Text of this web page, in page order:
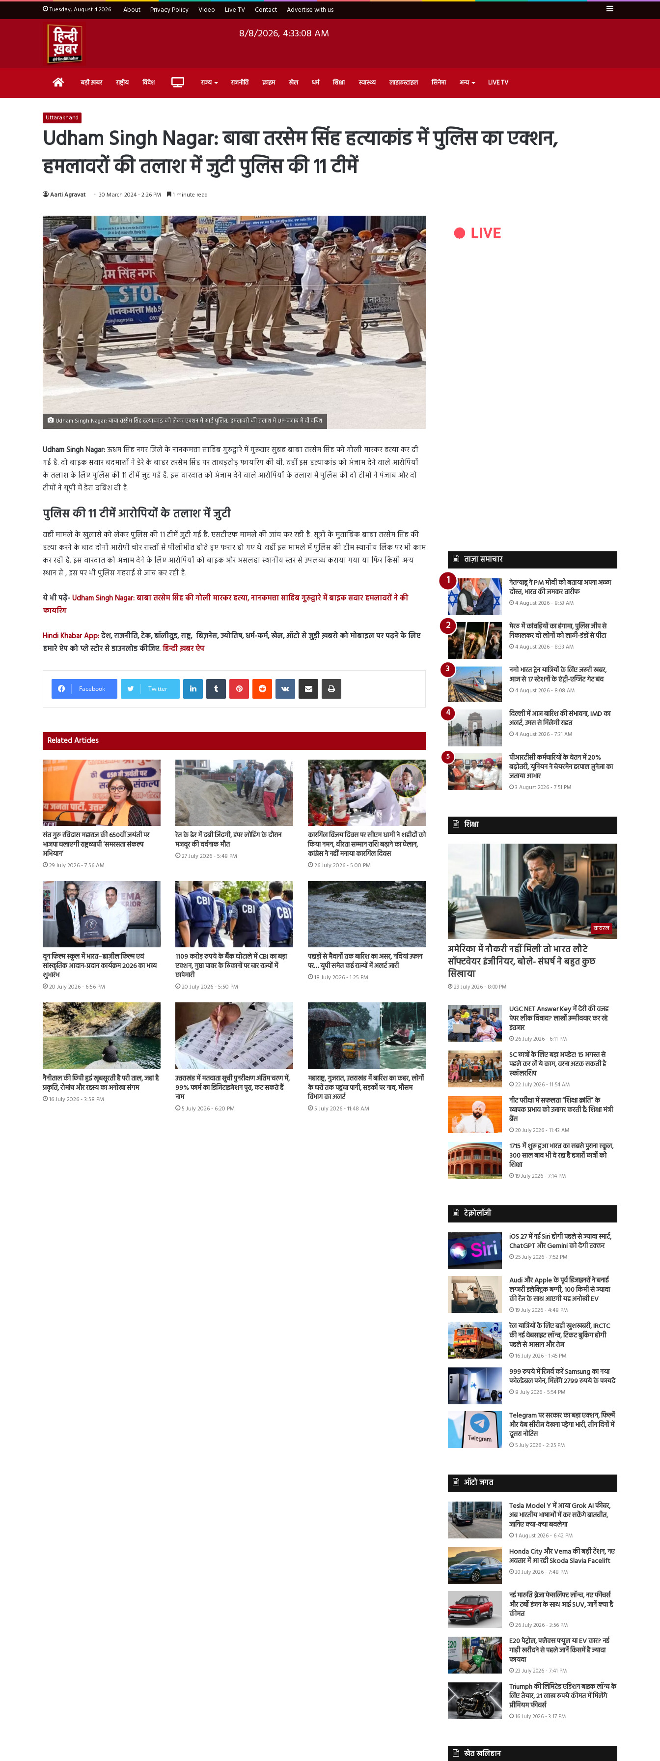
Tuesday, August 4 2026 About Privacy Policy Video Live TV Contact Advertise with us Sidebar
8/8/2026, 4:33:09 AM
Home बड़ी ख़बर राष्ट्रीय विदेश Live राज्य राजनीति क्राइम खेल धर्म शिक्षा स्वास्थ्य लाइफ़स्टाइल सिनेमा अन्य LIVE TV
Uttarakhand
Udham Singh Nagar: बाबा तरसेम सिंह हत्याकांड में पुलिस का एक्शन,
हमलावरों की तलाश में जुटी पुलिस की 11 टीमें
Aarti Agravat 30 March 2024 - 2:26 PM 1 minute read
Udham Singh Nagar: बाबा तरसेम सिंह हत्याकांड को लेकर एक्शन में आई पुलिस, हमलावरों की तलाश में UP-पंजाब में दी दबिश
Udham Singh Nagar:ऊधम सिंह नगर जिले के नानकमत्ता साहिब गुरुद्वारे में गुरूवार सुबह बाबा तरसेम सिंह को गोली मारकर हत्या कर दी
गई है. दो बाइक सवार बदमाशों ने डेरे के बाहर तरसेम सिंह पर ताबड़तोड़ फायरिंग की थी. वहीं इस हत्याकांड को अंजाम देने वाले आरोपियों
के तलाश के लिए पुलिस की 11 टीमें जुट गई हैं. इस वारदात को अंजाम देने वाले आरोपियों के तलाश में पुलिस की दो टीमों ने पंजाब और दो
टीमों ने यूपी में डेरा दबिश दी है.
पुलिस की 11 टीमें आरोपियों के तलाश में जुटी
वहीं मामले के खुलासे को लेकर पुलिस की 11 टीमें जुटी गई है. एसटीएफ मामले की जांच कर रही है. सूत्रों के मुताबिक बाबा तरसेम सिंह की
हत्या करने के बाद दोनों आरोपी चोर रास्तों से पीलीभीत होते हुए फरार हो गए थे. वहीं इस मामले में पुलिस की टीम स्थानीय लिंक पर भी काम
कर रही है. इस वारदात को अंजाम देने के लिए आरोपियों को बाइक और असलहा स्थानीय स्तर से उपलब्ध कराया गया या फिर किसी अन्य
स्थान से , इस पर भी पुलिस गहराई से जांच कर रही है.
ये भी पढे़ं-Udham Singh Nagar: बाबा तरसेम सिंह की गोली मारकर हत्या, नानकमत्ता साहिब गुरुद्वारे में बाइक सवार हमलावरों ने की
फायरिंग
Hindi Khabar App:देश, राजनीति, टेक, बॉलीवुड, राष्ट्र, बिज़नेस, ज्योतिष, धर्म-कर्म, खेल, ऑटो से जुड़ी ख़बरो को मोबाइल पर पढ़ने के लिए
हमारे ऐप को प्ले स्टोर से डाउनलोड कीजिए.हिन्दी ख़बर ऐप
Facebook Twitter
LinkedInTumblr PinterestReddit VKontakteShare via Email Print
Related Articles
संत गुरु रविदास महाराज की 650वीं जयंती पर
भाजपा चलाएगी राष्ट्रव्यापी ‘समरसता संकल्प
अभियान’
29 July 2026 - 7:56 AM
रेत के ढेर में दबी जिंदगी, डंपर लोडिंग के दौरान
मजदूर की दर्दनाक मौत
27 July 2026 - 5:48 PM
कारगिल विजय दिवस पर सीएम धामी ने शहीदों को
किया नमन, वीरता सम्मान राशि बढ़ाने का ऐलान,
कांग्रेस ने नहीं मनाया कारगिल दिवस
26 July 2026 - 5:00 PM
दून फिल्म स्कूल में भारत–ब्राज़ील फिल्म एवं
सांस्कृतिक आदान-प्रदान कार्यक्रम 2026 का भव्य
शुभारंभ
20 July 2026 - 6:56 PM
1109 करोड़ रुपये के बैंक घोटाले में CBI का बड़ा
एक्शन, गुप्ता पावर के ठिकानों पर चार राज्यों में
छापेमारी
20 July 2026 - 5:50 PM
पहाड़ों से मैदानों तक बारिश का असर, नदियां उफान
पर… यूपी समेत कई राज्यों में अलर्ट जारी
18 July 2026 - 1:25 PM
नैनीताल की छिपी हुई खूबसूरती है परी ताल, जहां है
प्रकृति, रोमांच और रहस्य का अनोखा संगम
16 July 2026 - 3:58 PM
उत्तराखंड में मतदाता सूची पुनरीक्षण अंतिम चरण में,
99% फार्म का डिजिटाइजेशन पूरा, कट सकते हैं
नाम
5 July 2026 - 6:20 PM
महाराष्ट्र, गुजरात, उत्तराखंड में बारिश का कहर, लोगों
के घरों तक पहुंचा पानी, सड़कों पर नाव, मौसम
विभाग का अलर्ट
5 July 2026 - 11:48 AM
ताज़ा समाचार
नेतन्याहू ने PM मोदी को बताया अपना अच्छा
दोस्त, भारत की जमकर तारीफ
4 August 2026 - 8:53 AM
मेरठ में कांवड़ियों का हंगामा, पुलिस जीप से
निकालकर दो लोगों को लाठी-डंडों से पीटा
4 August 2026 - 8:33 AM
नमो भारत ट्रेन यात्रियों के लिए जरूरी खबर,
आज से 17 स्टेशनों के एंट्री-एग्जिट गेट बंद
4 August 2026 - 8:08 AM
दिल्ली में आज बारिश की संभावना, IMD का
अलर्ट, उमस से मिलेगी राहत
4 August 2026 - 7:31 AM
पीआरटीसी कर्मचारियों के वेतन में 20%
बढ़ोतरी, यूनियन ने चेयरमैन हरपाल जुनेजा का
जताया आभार
3 August 2026 - 7:51 PM
शिक्षा
वायरल
अमेरिका में नौकरी नहीं मिली तो भारत लौटे
सॉफ्टवेयर इंजीनियर, बोले- संघर्ष ने बहुत कुछ
सिखाया
29 July 2026 - 8:00 PM
UGC NET Answer Key में देरी की वजह
पेपर लीक विवाद? लाखों उम्मीदवार कर रहे
इंतजार
26 July 2026 - 6:11 PM
SC छात्रों के लिए बड़ा अपडेट! 15 अगस्त से
पहले कर लें ये काम, वरना अटक सकती है
स्कॉलरशिप
22 July 2026 - 11:54 AM
नीट परीक्षा में सफलता “शिक्षा क्रांति” के
व्यापक प्रभाव को उजागर करती है: शिक्षा मंत्री
बैंस
20 July 2026 - 11:43 AM
1715 में शुरू हुआ भारत का सबसे पुराना स्कूल,
300 साल बाद भी दे रहा है हजारों छात्रों को
शिक्षा
19 July 2026 - 7:14 PM
टेक्नोलॉजी
iOS 27 में नई Siri होगी पहले से ज्यादा स्मार्ट,
ChatGPT और Gemini को देगी टक्कर
25 July 2026 - 7:52 PM
Audi और Apple के पूर्व डिजाइनरों ने बनाई
लग्जरी इलेक्ट्रिक बग्गी, 100 किमी से ज्यादा
की रेंज के साथ आएगी यह अनोखी EV
19 July 2026 - 4:48 PM
रेल यात्रियों के लिए बड़ी खुशखबरी, IRCTC
की नई वेबसाइट लॉन्च, टिकट बुकिंग होगी
पहले से आसान और तेज
16 July 2026 - 1:45 PM
999 रुपये में रिजर्व करें Samsung का नया
फोल्डेबल फोन, मिलेंगे 2799 रुपये के फायदे
8 July 2026 - 5:54 PM
Telegram पर सरकार का बड़ा एक्शन, फिल्में
और वेब सीरीज देखना पड़ेगा भारी, तीन दिनों में
दूसरा नोटिस
5 July 2026 - 2:25 PM
ऑटो जगत
Tesla Model Y में आया Grok AI फीचर,
अब भारतीय भाषाओं में कर सकेंगे बातचीत,
जानिए क्या-क्या बदलेगा
1 August 2026 - 6:42 PM
Honda City और Verna की बढ़ी टेंशन, नए
अवतार में आ रही Skoda Slavia Facelift
30 July 2026 - 7:48 PM
नई मारुति ब्रेजा फेसलिफ्ट लॉन्च, नए फीचर्स
और टर्बो इंजन के साथ आई SUV, जानें क्या है
कीमत
26 July 2026 - 3:56 PM
E20 पेट्रोल, फ्लेक्स फ्यूल या EV कार? नई
गाड़ी खरीदने से पहले जानें किसमें है ज्यादा
फायदा
23 July 2026 - 7:41 PM
Triumph की लिमिटेड एडिशन बाइक लॉन्च के
लिए तैयार, 21 लाख रुपये कीमत में मिलेंगे
प्रीमियम फीचर्स
16 July 2026 - 3:17 PM
खेत खलिहान